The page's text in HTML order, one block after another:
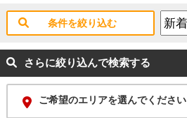
条件を絞り込む
さらに絞り込んで検索する
ご希望のエリアを選んでください